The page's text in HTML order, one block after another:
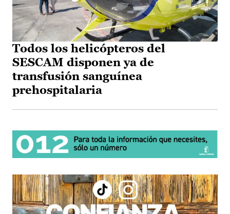
Todos los helicópteros del
SESCAM disponen ya de
transfusión sanguínea
prehospitalaria